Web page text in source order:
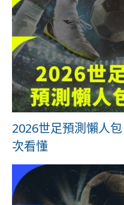
2026世足預測懶人
次看懂